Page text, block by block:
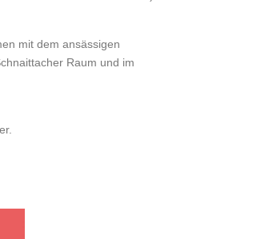
mit dem ansässigen
Raum und im